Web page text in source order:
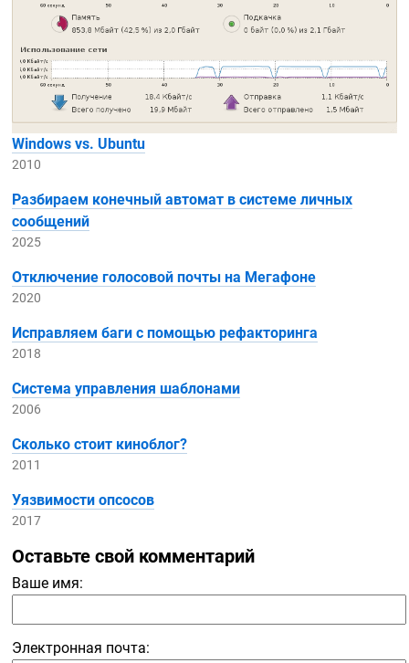
Windows vs. Ubuntu
2010
Разбираем конечный автомат в системе личных
сообщений
2025
Отключение голосовой почты на Мегафоне
2020
Исправляем баги с помощью рефакторинга
2018
Система управления шаблонами
2006
Сколько стоит киноблог?
2011
Уязвимости опсосов
2017
Оставьте свой комментарий
Ваше имя:
Электронная почта: